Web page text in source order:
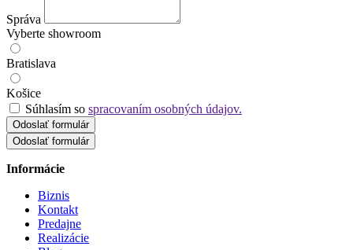
Správa
Vyberte showroom
Bratislava
Košice
Súhlasím so spracovaním osobných údajov.
Odoslať formulár
Informácie
Biznis
Kontakt
Predajne
Realizácie